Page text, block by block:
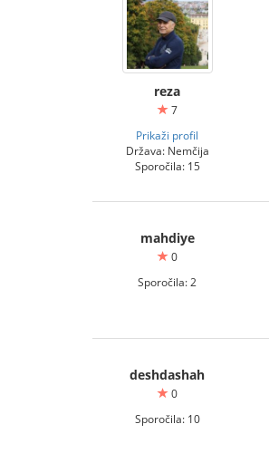
reza
7
Prikaži profil
Država: Nemčija
Sporočila: 15
mahdiye
0
Sporočila: 2
deshdashah
0
Sporočila: 10